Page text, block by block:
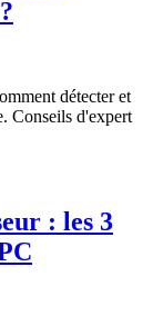
détecter et
Conseils d'expert
: les 3